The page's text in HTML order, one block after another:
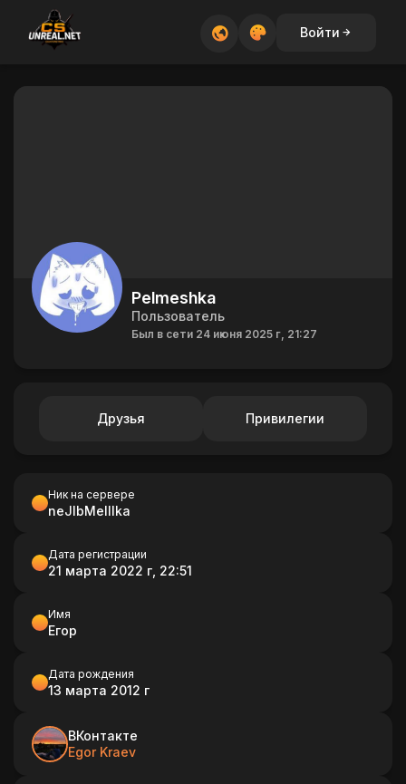
Войти
Pelmeshka
Пользователь
Был в сети 24 июня 2025 г, 21:27
Друзья Привилегии
Ник на сервере
neJlbMelllka
Дата регистрации
21 марта 2022 г, 22:51
Имя
Егор
Дата рождения
13 марта 2012 г
ВКонтакте
Egor Kraev